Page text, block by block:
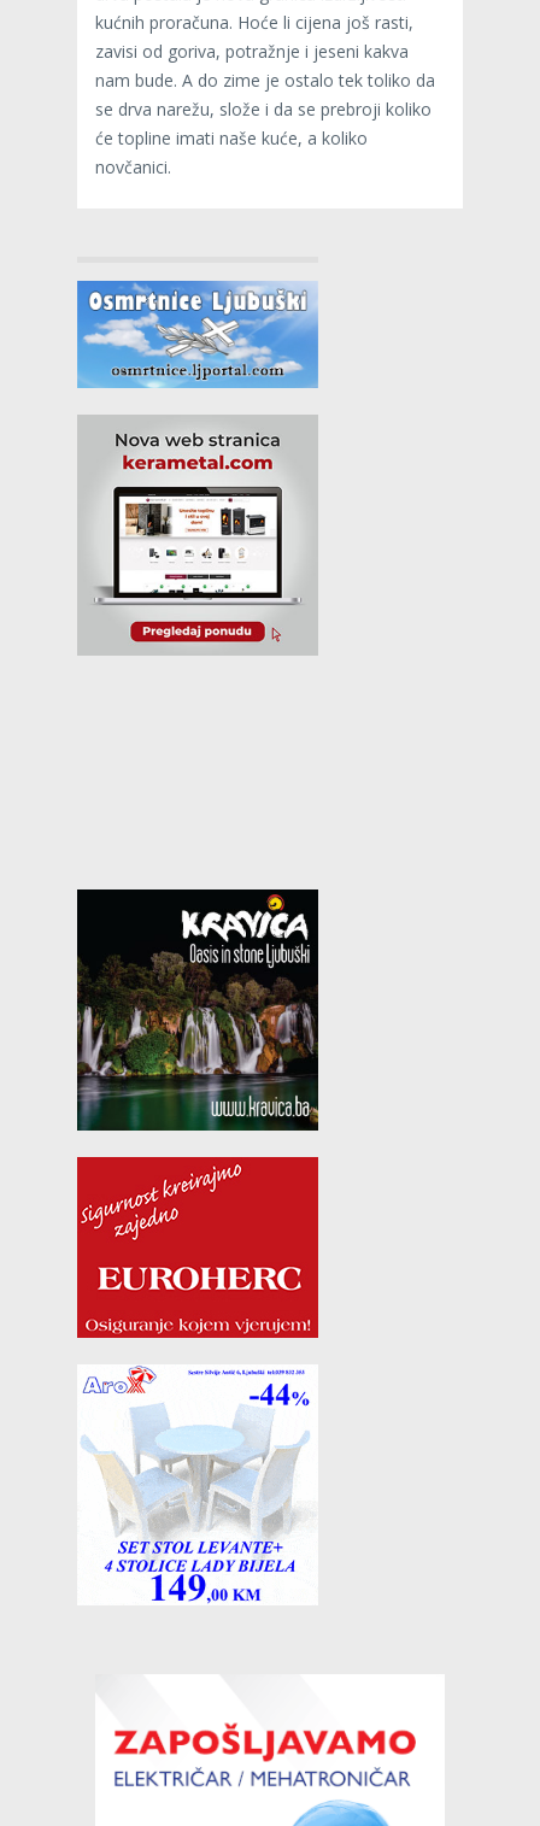
kućnih proračuna. Hoće li cijena još rasti,
zavisi od goriva, potražnje i jeseni kakva
nam bude. A do zime je ostalo tek toliko da
se drva narežu, slože i da se prebroji koliko
će topline imati naše kuće, a koliko
novčanici.